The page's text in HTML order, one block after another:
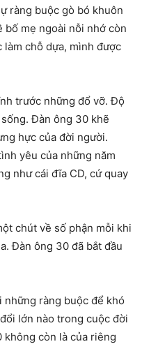
ràng buộc gò bó khuôn
mẹ ngoài nỗi nhớ còn
chỗ dựa, mình được
trước những đổ vỡ. Độ
Đàn ông 30 khẽ
hực của đời người.
yêu của những năm
như cái đĩa CD, cứ quay
chút về số phận mỗi khi
Đàn ông 30 đã bắt đầu
ràng buộc để khó
lớn nào trong cuộc đời
không còn là của riêng